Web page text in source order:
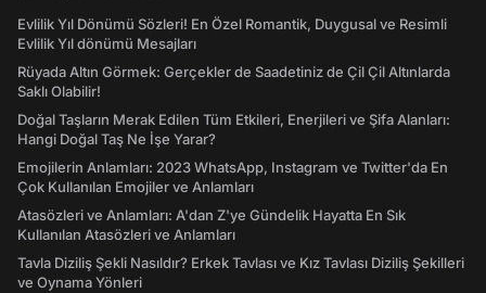
Evlilik Yıl Dönümü Sözleri! En Özel Romantik, Duygusal ve Resimli
Evlilik Yıl dönümü Mesajları
Rüyada Altın Görmek: Gerçekler de Saadetiniz de Çil Çil Altınlarda
Saklı Olabilir!
Doğal Taşların Merak Edilen Tüm Etkileri, Enerjileri ve Şifa Alanları:
Hangi Doğal Taş Ne İşe Yarar?
Emojilerin Anlamları: 2023 WhatsApp, Instagram ve Twitter'da En
Çok Kullanılan Emojiler ve Anlamları
Atasözleri ve Anlamları: A'dan Z'ye Gündelik Hayatta En Sık
Kullanılan Atasözleri ve Anlamları
Tavla Diziliş Şekli Nasıldır? Erkek Tavlası ve Kız Tavlası Diziliş Şekilleri
ve Oynama Yönleri